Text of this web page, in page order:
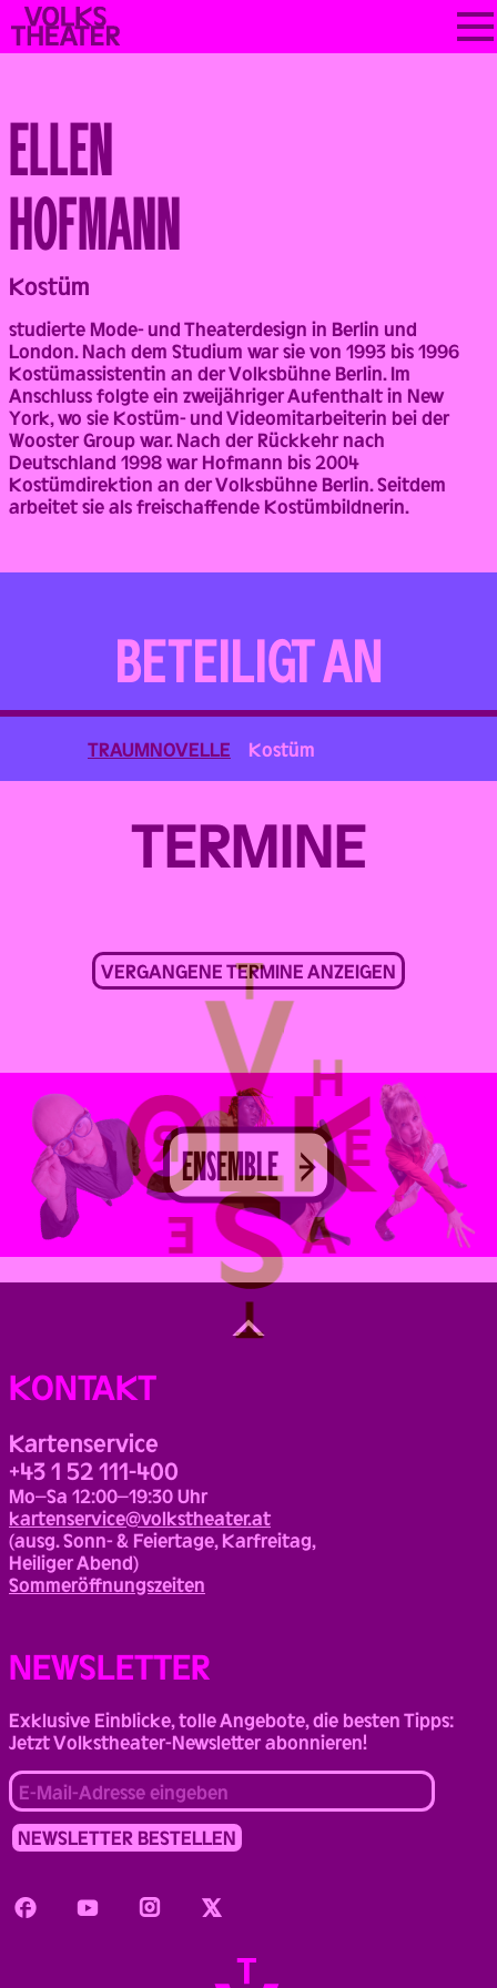
Skip
to
content
VOLKSTHEATER
WIEN
ELLEN
HOFMANN
Back
Kostüm
studierte Mode- und Theaterdesign in Berlin und
London. Nach dem Studium war sie von 1993 bis 1996
Kostümassistentin an der Volksbühne Berlin. Im
Anschluss folgte ein zweijähriger Aufenthalt in New
York, wo sie Kostüm- und Videomitarbeiterin bei der
Wooster Group war. Nach der Rückkehr nach
Deutschland 1998 war Hofmann bis 2004
Kostümdirektion an der Volksbühne Berlin. Seitdem
arbeitet sie als freischaffende Kostümbildnerin.
BETEILIGT AN
TRAUMNOVELLE Kostüm
TERMINE
VERGANGENE TERMINE ANZEIGEN
ENSEMBLE
Back
to
KONTAKT
Kartenservice
+43 1 52 111-400
Mo–Sa 12:00–19:30 Uhr
kartenservice@volkstheater.at
(ausg. Sonn- & Feiertage, Karfreitag,
Heiliger Abend)
Sommeröffnungszeiten
NEWSLETTER
Exklusive Einblicke, tolle Angebote, die besten Tipps:
Jetzt Volkstheater-Newsletter abonnieren!
FacebookYoutube InstagramTwitter